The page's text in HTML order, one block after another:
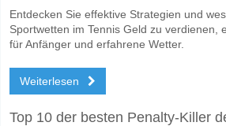
Entdecken Sie effektive Strategien und
Sportwetten im Tennis Geld zu verdienen,
für Anfänger und erfahrene Wetter.
Weiterlesen
Top 10 der besten Penalty-Killer